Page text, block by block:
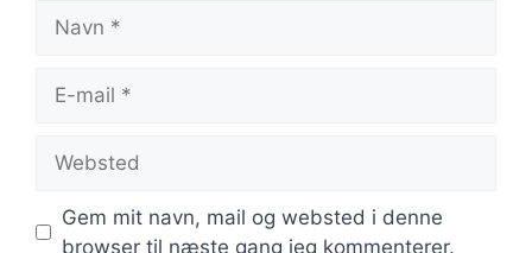
mail
Gem mit navn, mail og websted i denne
browser til næste gang jeg kommenterer.